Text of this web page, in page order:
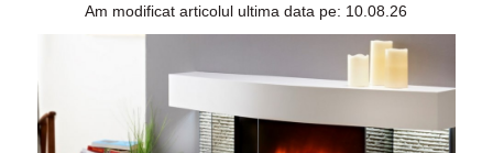
Am modificat articolul ultima data pe: 10.08.26